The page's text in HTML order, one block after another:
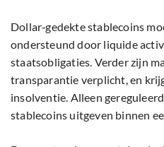
Dollar‑gedekte stablecoins
ondersteund door liquide
staatsobligaties. Verder zijn
transparantie verplicht, en
insolventie. Alleen
stablecoins uitgeven binnen